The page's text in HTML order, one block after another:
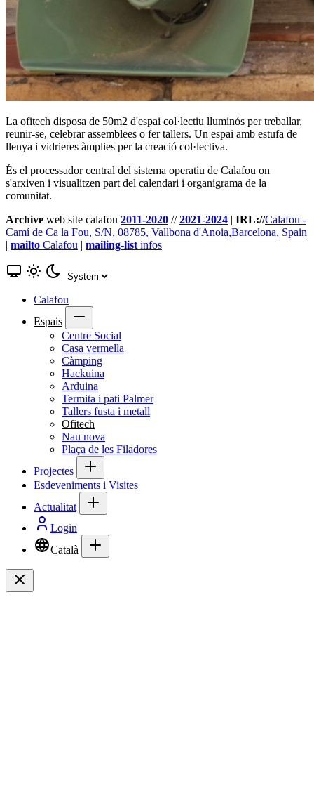
La ofitech disposa de 50m2 d'espai col·lectiu lluminós per treballar,
reunir-se, celebrar assemblees o fer tallers. Un espai amb estufa de
llenya i vidrieres àmplies per la creació col·lectiva.
És el processador central del sistema operatiu de Calafou on
s'arxiven i visualitzen part del calendari i organigrama de la
comunitat.
Archive web site calafou 2011-2020 //2021-2024 | IRL://Calafou -
Camí de Ca la Fou, S/N, 08785, Vallbona d'Anoia,Barcelona, Spain
| mailto Calafou | mailing-list infos
Calafou
Espais
Centre Social
Casa vermella
Càmping
Hackuina
Arduina
Termita i pati Palmer
Tallers fusta i metall
Ofitech
Nau nova
Plaça de les Filadores
Projectes
Esdeveniments i Visites
Actualitat
Login
Català